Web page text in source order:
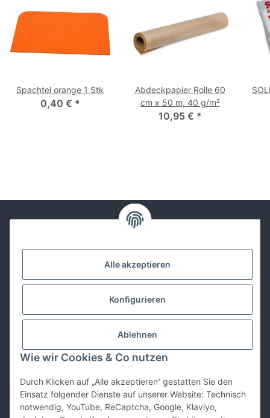
Alle akzeptieren
Konfigurieren
Ablehnen
Wie wir Cookies & Co nutzen
Durch Klicken auf „Alle akzeptieren“ gestatten Sie den
Einsatz folgender Dienste auf unserer Website: Technisch
notwendig, YouTube, ReCaptcha, Google, Klaviyo,
Spachtel orange 1 Stk
0,40 € *
Abdeckpapier Rolle 60
cm x 50 m, 40 g/m²
10,95 € *
Lackwissen
Vertrag widerrufen